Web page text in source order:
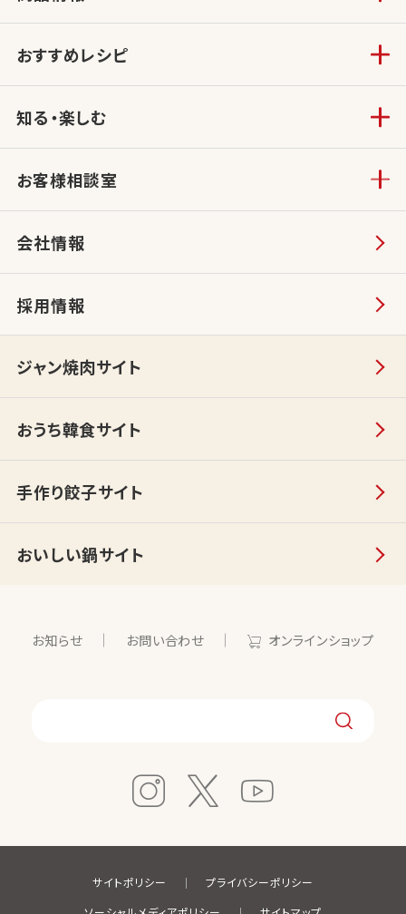
おすすめレシピ
知る・楽しむ
お客様相談室
会社情報
採用情報
ジャン焼肉サイト
おうち韓食サイト
手作り餃子サイト
おいしい鍋サイト
お知らせ お問い合わせ オンラインショップ
サイトポリシー
プライバシーポリシー